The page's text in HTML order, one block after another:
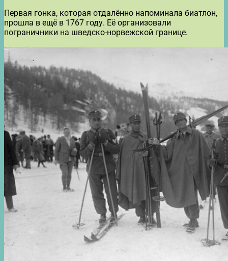
Первая гонка, которая отдалённо напоминала биатлон,
прошла в ещё в 1767 году. Её организовали
пограничники на шведско-норвежской границе.